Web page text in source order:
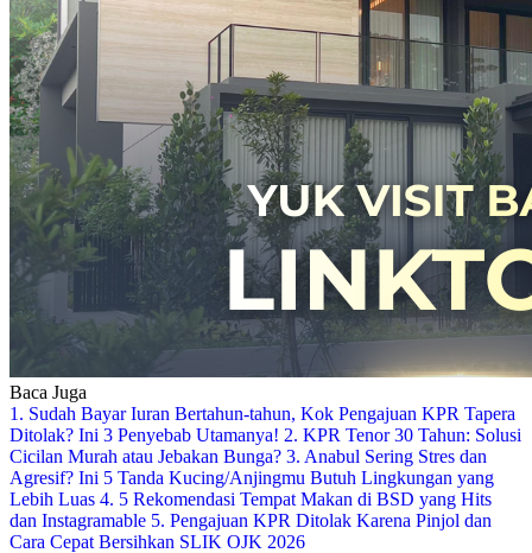
Baca Juga
1. Sudah Bayar Iuran Bertahun-tahun, Kok Pengajuan KPR Tapera
Ditolak? Ini 3 Penyebab Utamanya! 2. KPR Tenor 30 Tahun: Solusi
Cicilan Murah atau Jebakan Bunga? 3. Anabul Sering Stres dan
Agresif? Ini 5 Tanda Kucing/Anjingmu Butuh Lingkungan yang
Lebih Luas 4. 5 Rekomendasi Tempat Makan di BSD yang Hits
dan Instagramable 5. Pengajuan KPR Ditolak Karena Pinjol dan
Cara Cepat Bersihkan SLIK OJK 2026